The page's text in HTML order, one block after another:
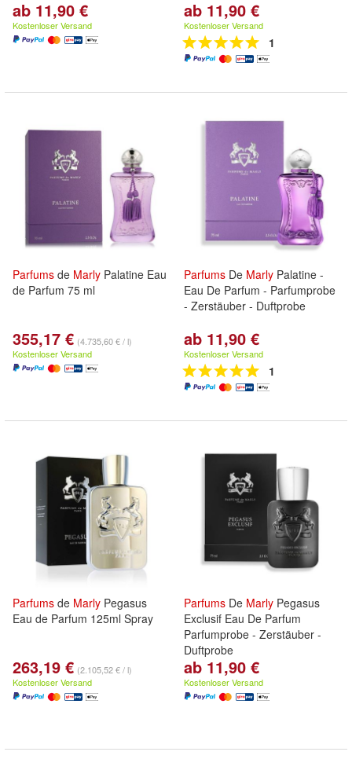
ab 11,90 €
Kostenloser Versand
ab 11,90 €
Kostenloser Versand
1
Parfums de Marly Palatine Eau
de Parfum 75 ml
355,17 € (4.735,60 € / l)
Kostenloser Versand
Parfums De Marly Palatine -
Eau De Parfum - Parfumprobe
- Zerstäuber - Duftprobe
ab 11,90 €
Kostenloser Versand
1
Parfums de Marly Pegasus
Eau de Parfum 125ml Spray
263,19 € (2.105,52 € / l)
Kostenloser Versand
Parfums De Marly Pegasus
Exclusif Eau De Parfum
Parfumprobe - Zerstäuber -
Duftprobe
ab 11,90 €
Kostenloser Versand